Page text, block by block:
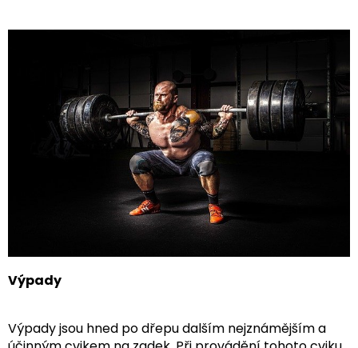
Výpady
Výpady jsou hned po dřepu dalším nejznámějším a